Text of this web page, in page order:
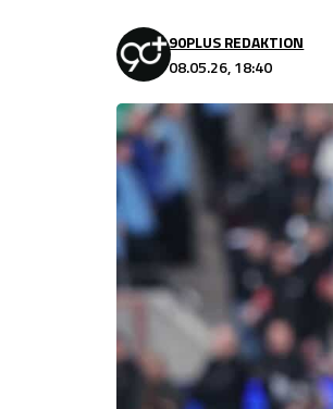
08.05.26, 18:40
90PLUS REDAKTION